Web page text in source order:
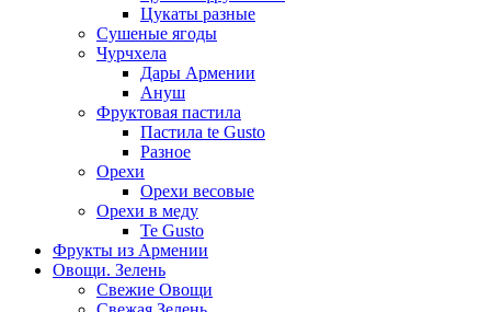
Цукаты разные
Сушеные ягоды
Чурчхела
Дары Армении
Ануш
Фруктовая пастила
Пастила te Gusto
Разное
Орехи
Орехи весовые
Орехи в меду
Te Gusto
Фрукты из Армении
Овощи. Зелень
Свежие Овощи